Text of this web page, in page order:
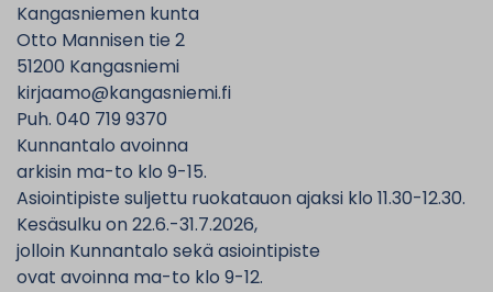
Kangasniemen kunta
Otto Mannisen tie 2
51200 Kangasniemi
kirjaamo@kangasniemi.fi
Puh. 040 719 9370
Kunnantalo avoinna
arkisin ma-to klo 9-15.
Asiointipiste suljettu ruokatauon ajaksi klo 11.30-12.30.
Kesäsulku on 22.6.-31.7.2026,
jolloin Kunnantalo sekä asiointipiste
ovat avoinna ma-to klo 9-12.